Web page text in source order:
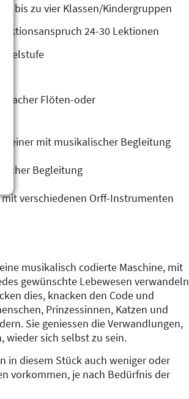
bis zu vier Klassen/Kindergruppen
24-30 Lektionen
Flöten-oder
einer mit musikalischer Begleitung
Begleitung
verschiedenen Orff-Instrumenten
musikalisch codierte Maschine, mit
gewünschte Lebewesen verwandeln
dies, knacken den Code und
Prinzessinnen, Katzen und
Sie geniessen die Verwandlungen,
wieder sich selbst zu sein.
in diesem Stück auch weniger oder
vorkommen, je nach Bedürfnis der